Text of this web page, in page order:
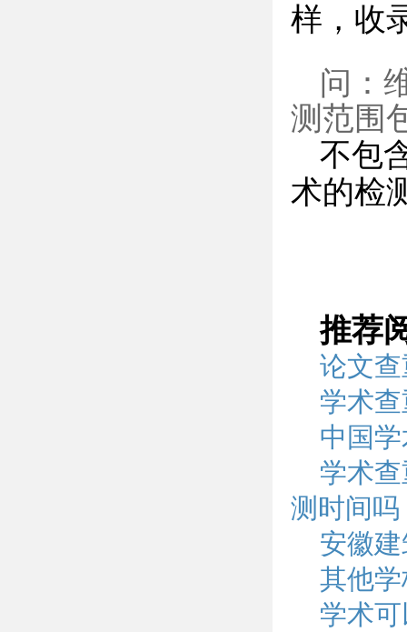
样，收
问：
测范围
不包
术的检
推荐
论文
学术
中国
学术
测时间吗
安徽
其他
学术